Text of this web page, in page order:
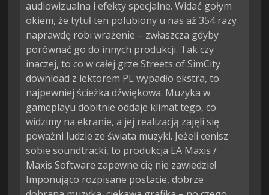
audiowizualna i efekty specjalne. Widać gołym
okiem, że tytuł ten polubiony u nas aż 354 razy
naprawdę robi wrażenie – zwłaszcza gdyby
porównać go do innych produkcji. Tak czy
inaczej, to co w całej grze Streets of SimCity
download z lektorem PL wypadło ekstra, to
najpewniej ścieżka dźwiękowa. Muzyka w
gameplayu dobitnie oddaje klimat tego, co
widzimy na ekranie, a jej realizacją zajęli się
poważni ludzie ze świata muzyki. Jeżeli cenisz
sobie soundtracki, to produkcja EA Maxis /
Maxis Software zapewne cię nie zawiedzie!
Imponująco rozpisane postacie, dobrze